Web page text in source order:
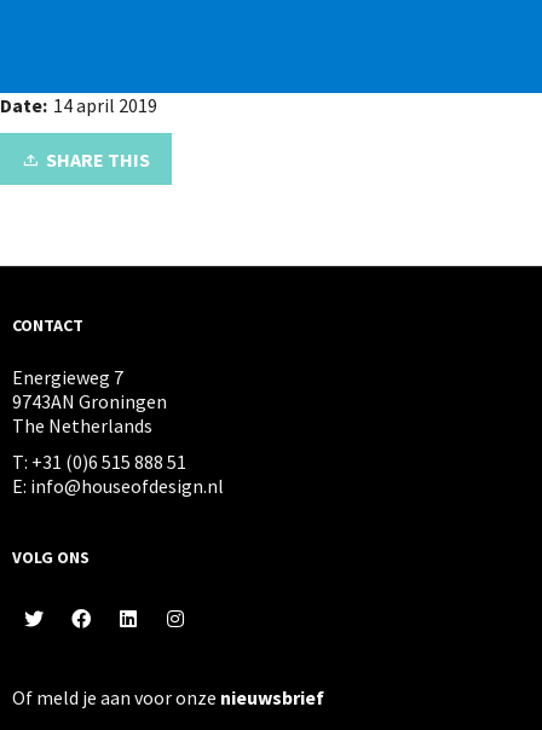
Date: 14 april 2019
SHARE THIS
CONTACT
Energieweg 7
9743AN Groningen
The Netherlands
T: +31 (0)6 515 888 51
E: info@houseofdesign.nl
VOLG ONS
Of meld je aan voor onze nieuwsbrief